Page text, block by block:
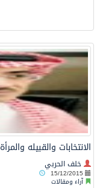
الانتخابات والقبيله والمرأة
خلف الحربي
15/12/2015
آراء ومقالات